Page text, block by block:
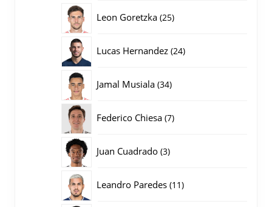
Leon Goretzka 2525
Lucas Hernandez 2424
Jamal Musiala 3434
Federico Chiesa 77
Juan Cuadrado 33
Leandro Paredes 1111